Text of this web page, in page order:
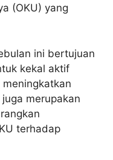
(OKU) yang
ini bertujuan
kekal aktif
merupakan
terhadap